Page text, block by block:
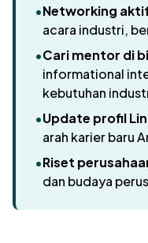
•Networking
acara industri,
•Cari mentor di
informational
kebutuhan
•Update profil
arah karier baru
•Riset
dan budaya